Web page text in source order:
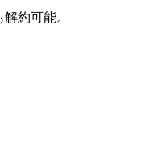
約可能。